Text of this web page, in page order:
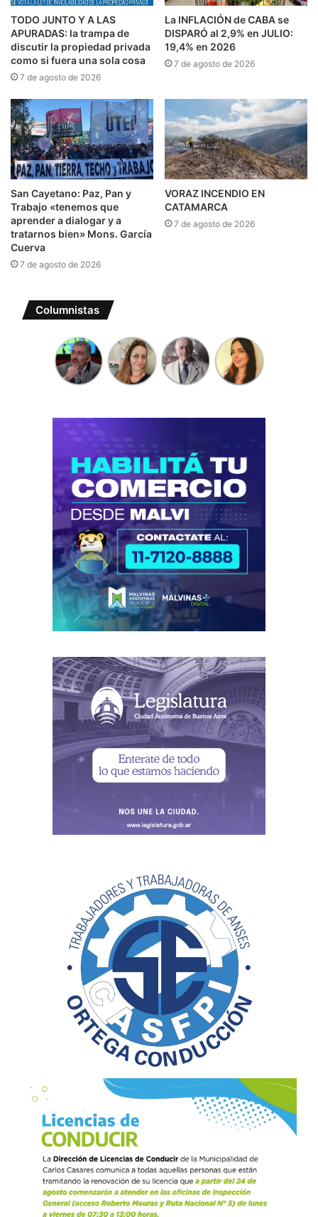
TODO JUNTO Y A LAS
APURADAS: la trampa de
discutir la propiedad privada
como si fuera una sola cosa
7 de agosto de 2026
La INFLACIÓN de CABA se
DISPARÓ al 2,9% en JULIO:
19,4% en 2026
7 de agosto de 2026
San Cayetano: Paz, Pan y
Trabajo «tenemos que
aprender a dialogar y a
tratarnos bien» Mons. García
Cuerva
7 de agosto de 2026
VORAZ INCENDIO EN
CATAMARCA
7 de agosto de 2026
Columnistas